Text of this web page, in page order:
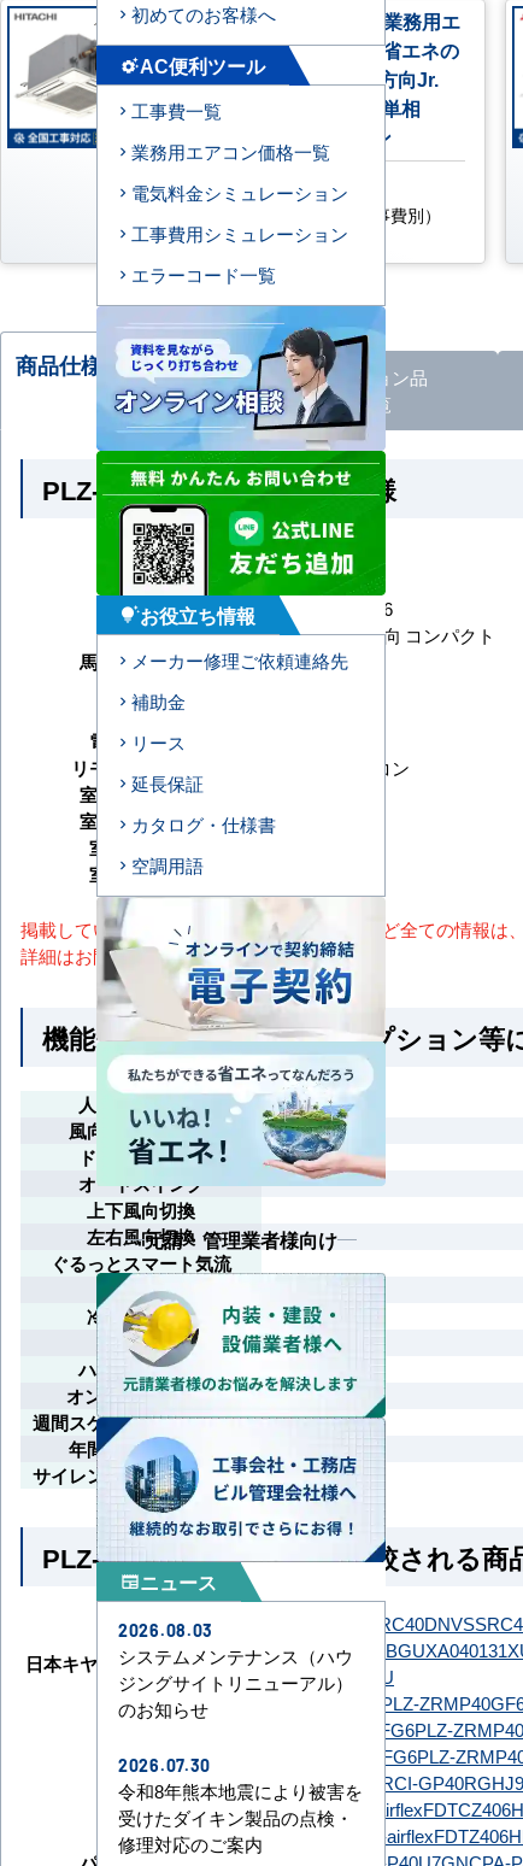
RCIC-GP40RSHJ4 日立 業務用エ
アコン システムフリーZ 省エネの
達人 標準R32 てんかせ4方向Jr.
1.5馬力 シングル 標準型 単相
200V ワイヤードリモコン
AC特別価格
158,200 （税込・工事費別）
商品仕様・比較される
商品
オプション品
一覧
PLZ-ZRMP40SG6 の商品仕様
メーカー
三菱電機
シリーズ
スリムZR
型番
PLZ-ZRMP40SG6
形状
天井カセット4方向 コンパクト
馬力（能力）
1.5馬力
冷房能力
暖房能力
電源タイプ
リモコンタイプ
ワイヤードリモコン
室内機サイズ
室外機サイズ
室内機重量
室外機重量
掲載しているスペック・セット内容・画像など全ての情報は
詳細はお問い合わせください。
機能一覧 ※馬力・型番・オプション等
人感ムーブアイ
風向独立自在設定
ドラフトセーブ
オートスイング
上下風向切換
左右風向切換
ぐるっとスマート気流
風速自動
冷暖自動運転
先読み運転
ハイパワー運転
オン/オフタイマー
週間スケジュールタイマー
年間冷房運転対応
サイレント制御（冷房時）
PLZ-ZRMP40SG6 とよく比較される商
ダイキン SSRC40DNV
日本キヤリア（旧：東芝）
GUXA040131MUB
GUXA04013P1XU
PLZ-
PLZ-ZRMP40HLFG6PLZ-
PLZ-ZRMP40SHFG6PLZ-
日立
RCI-GP40RGH9 RCI-GP40RGHJ9
三菱重工
FDTCZ406H6S-airflex
FDTZ406HK6SA-airflex
初めてのお客様へ
settings_suggestAC便利ツール
工事費一覧
業務用エアコン価格一覧
電気料金シミュレーション
工事費用シミュレーション
エラーコード一覧
tips_and_updatesお役立ち情報
メーカー修理ご依頼連絡先
補助金
リース
延長保証
カタログ・仕様書
空調用語
元請・管理業者様向け
newspaperニュース
2026.08.03
システムメンテナンス（ハウ
ジングサイトリニューアル）
のお知らせ
2026.07.30
令和8年熊本地震により被害を
受けたダイキン製品の点検・
修理対応のご案内